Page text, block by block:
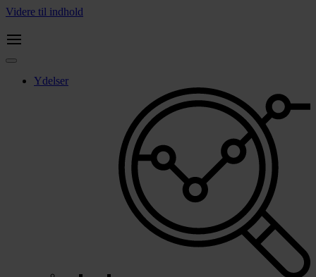
Videre til indhold
Ydelser